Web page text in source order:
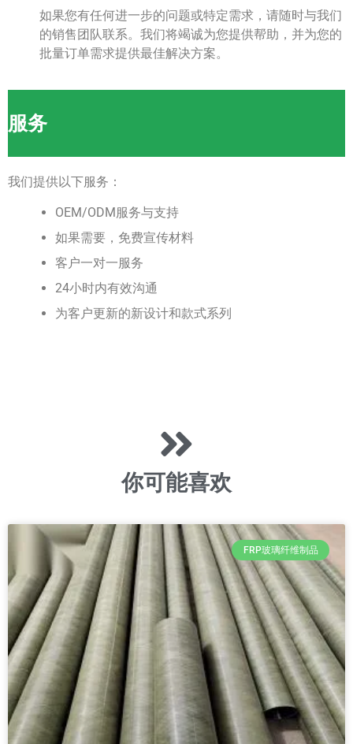
如果您有任何进一步的问题或特定需求，请随时与我们
的销售团队联系。我们将竭诚为您提供帮助，并为您的
批量订单需求提供最佳解决方案。
服务
我们提供以下服务：
OEM/ODM服务与支持
如果需要，免费宣传材料
客户一对一服务
24小时内有效沟通
为客户更新的新设计和款式系列
你可能喜欢
FRP玻璃纤维制品